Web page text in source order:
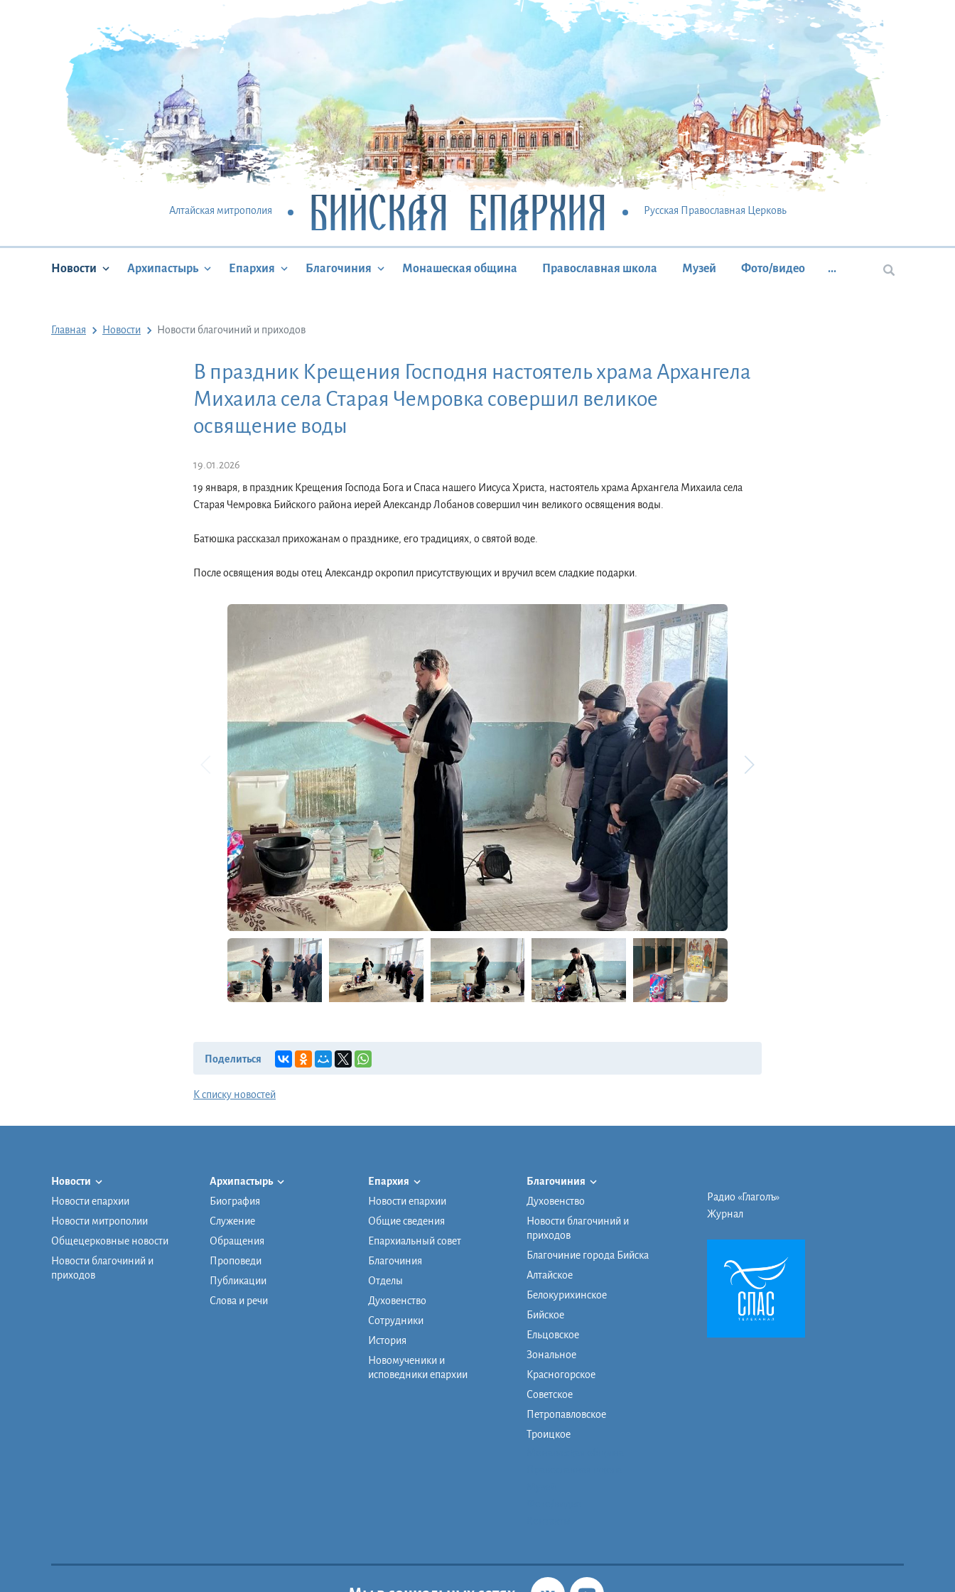
Алтайская митрополия БИЙСКАЯ ЕПАРХИЯ Русская Православная Церковь
Новости Архипастырь Епархия Благочиния Монашеская община Православная школа Музей Фото/видео ...
Главная Новости Новости благочиний и приходов
В праздник Крещения Господня настоятель храма Архангела
Михаила села Старая Чемровка совершил великое
освящение воды
19.01.2026
19 января, в праздник Крещения Господа Бога и Спаса нашего Иисуса Христа, настоятель храма Архангела Михаила села
Старая Чемровка Бийского района иерей Александр Лобанов совершил чин великого освящения воды.
Батюшка рассказал прихожанам о празднике, его традициях, о святой воде.
После освящения воды отец Александр окропил присутствующих и вручил всем сладкие подарки.
Поделиться
К списку новостей
Новости
Новости епархии
Новости митрополии
Общецерковные новости
Новости благочиний и
приходов
Архипастырь
Биография
Служение
Обращения
Проповеди
Публикации
Слова и речи
Епархия
Новости епархии
Общие сведения
Епархиальный совет
Благочиния
Отделы
Духовенство
Сотрудники
История
Новомученики и
исповедники епархии
Благочиния
Духовенство
Новости благочиний и
приходов
Благочиние города Бийска
Алтайское
Белокурихинское
Бийское
Ельцовское
Зональное
Красногорское
Советское
Петропавловское
Троицкое
Радио «Глаголъ»
Журнал